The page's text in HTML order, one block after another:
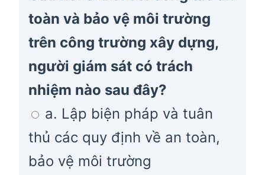
toàn và bảo vệ môi trường
trên công trường xây dựng,
người giám sát có trách
nhiệm nào sau đây?
a. Lập biện pháp và tuân
thủ các quy định về an toàn,
bảo vệ môi trường